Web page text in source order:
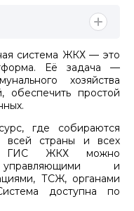
система ЖКХ — это
Её задача —
хозяйства
обеспечить простой
где собираются
страны и всех
ГИС ЖКХ можно
и
ТСЖ, органами
доступна по